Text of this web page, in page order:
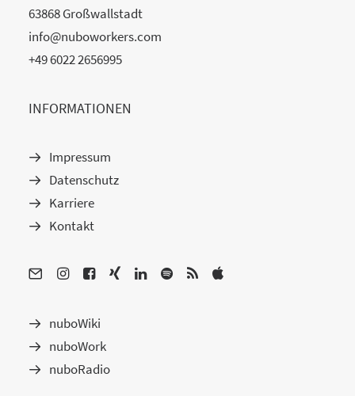
63868 Großwallstadt
info@nuboworkers.com
+49 6022 2656995
INFORMATIONEN
Impressum
Datenschutz
Karriere
Kontakt
nuboWiki
nuboWork
nuboRadio